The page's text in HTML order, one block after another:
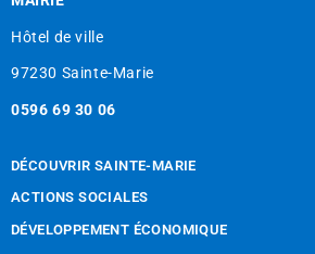
Hôtel de ville
97230 Sainte-Marie
0596 69 30 06
DÉCOUVRIR SAINTE-MARIE
ACTIONS SOCIALES
DÉVELOPPEMENT ÉCONOMIQUE